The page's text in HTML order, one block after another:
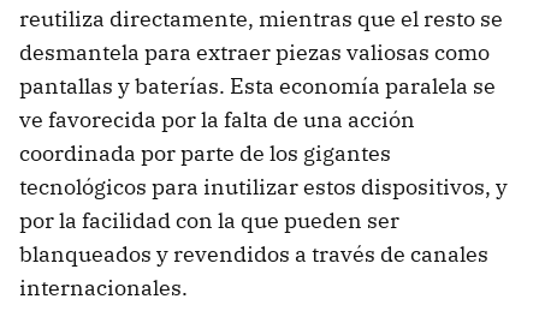
reutiliza directamente, mientras que el resto se
desmantela para extraer piezas valiosas como
pantallas y baterías. Esta economía paralela se
ve favorecida por la falta de una acción
coordinada por parte de los gigantes
tecnológicos para inutilizar estos dispositivos, y
por la facilidad con la que pueden ser
blanqueados y revendidos a través de canales
internacionales.